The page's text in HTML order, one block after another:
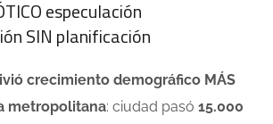
especulación
SIN planificación
crecimiento demográfico MÁS
metropolitana: ciudad pasó 15.000